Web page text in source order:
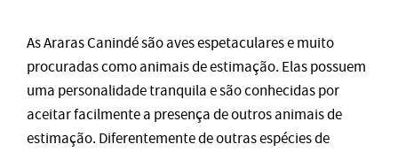
As Araras Canindé são aves espetaculares e muito
procuradas como animais de estimação. Elas possuem
uma personalidade tranquila e são conhecidas por
aceitar facilmente a presença de outros animais de
estimação. Diferentemente de outras espécies de